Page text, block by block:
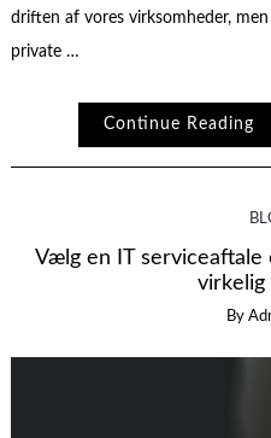
driften af vores virksomheder,
private …
Continue Reading
Vælg en IT serviceaftale
By